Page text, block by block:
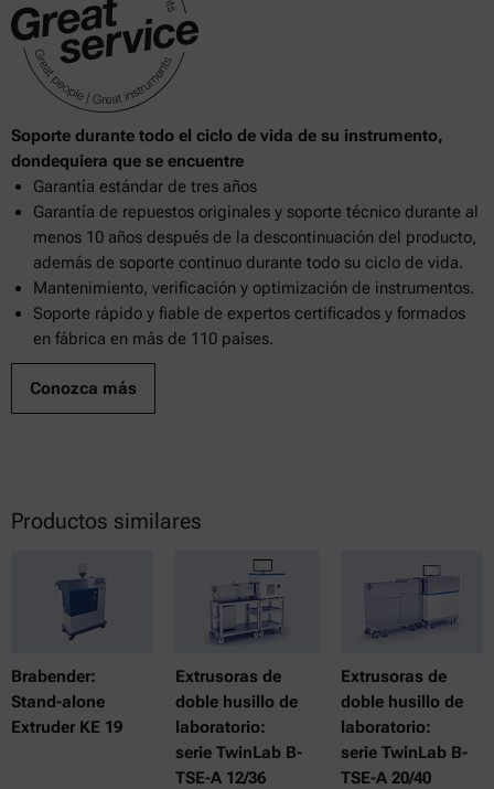
Soporte durante todo el ciclo de vida de su instrumento,
dondequiera que se encuentre
Garantía estándar de tres años
Garantía de repuestos originales y soporte técnico durante al
menos 10 años después de la descontinuación del producto,
además de soporte continuo durante todo su ciclo de vida.
Mantenimiento, verificación y optimización de instrumentos.
Soporte rápido y fiable de expertos certificados y formados
en fábrica en más de 110 países.
Conozca más
Productos similares
Brabender:
Stand-alone
Extruder KE 19
Extrusoras de
doble husillo de
laboratorio:
serie TwinLab B-
TSE-A 12/36
Extrusoras de
doble husillo de
laboratorio:
serie TwinLab B-
TSE-A 20/40